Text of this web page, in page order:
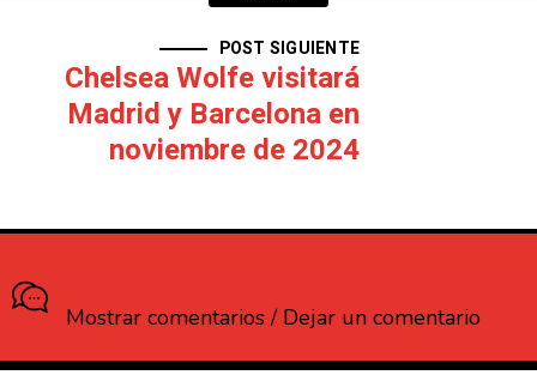
POST SIGUIENTE
Chelsea Wolfe visitará
Madrid y Barcelona en
noviembre de 2024
Mostrar comentarios / Dejar un comentario